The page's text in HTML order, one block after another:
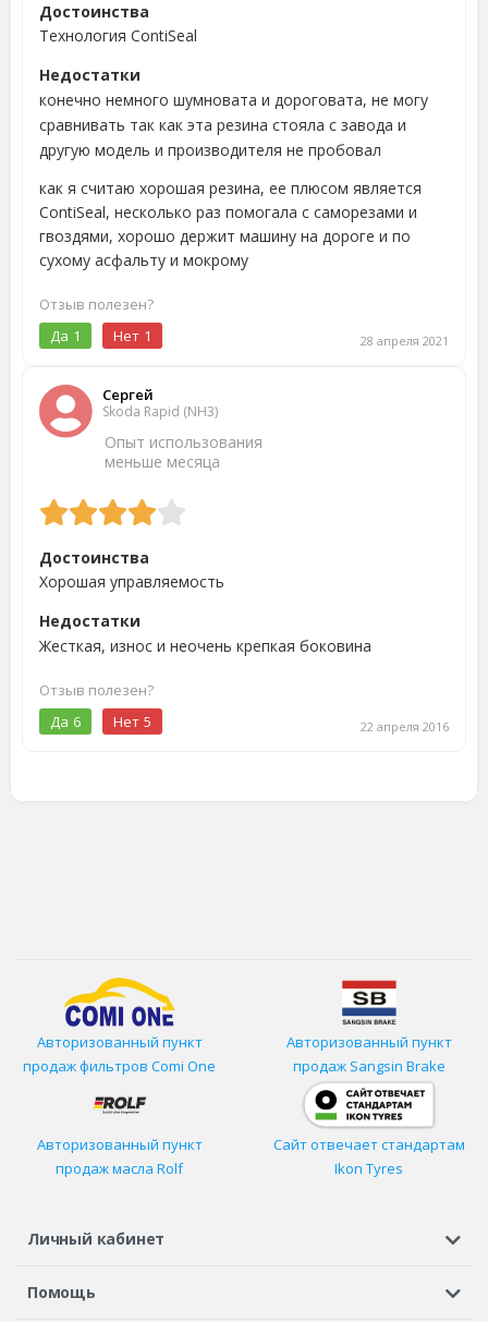
28 апреля 2021
Достоинства
Технология ContiSeal
Недостатки
конечно немного шумновата и дороговата, не могу
сравнивать так как эта резина стояла с завода и
другую модель и производителя не пробовал
как я считаю хорошая резина, ее плюсом является
ContiSeal, несколько раз помогала с саморезами и
гвоздями, хорошо держит машину на дороге и по
сухому асфальту и мокрому
Отзыв полезен?
Да 1 Нет 1
Сергей
Skoda Rapid (NH3)
Опыт использования
меньше месяца
22 апреля 2016
Достоинства
Хорошая управляемость
Недостатки
Жесткая, износ и неочень крепкая боковина
Отзыв полезен?
Да 6 Нет 5
Авторизованный пункт
продаж фильтров Comi One
Авторизованный пункт
продаж Sangsin Brake
Авторизованный пункт
продаж масла Rolf
Сайт отвечает стандартам
Ikon Tyres
Личный кабинет
Регистрация или вход
Помощь